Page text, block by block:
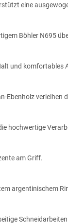
eine
Böhler N695
und komfortables
Ebenholz verleihen
hochwertige
am Griff.
argentinischem
Schneidarbeiten